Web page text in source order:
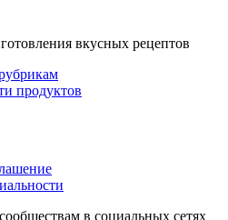
вкусных рецептов
продуктов
в социальных сетях